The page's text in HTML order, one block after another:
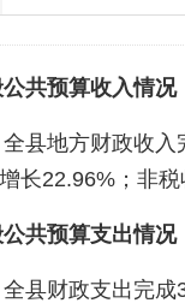
共预算收入情况
县地方财政收
长22.96%；非
共预算支出情况
县财政支出完